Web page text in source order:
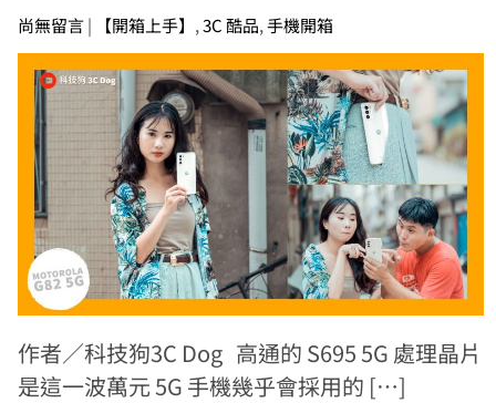
尚無留言| 【開箱上手】 ,3C 酷品,手機開箱
作者／科技狗3C Dog 高通的 S695 5G 處理晶片
是這一波萬元 5G 手機幾乎會採用的 […]